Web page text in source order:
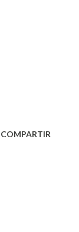
COMPARTIR